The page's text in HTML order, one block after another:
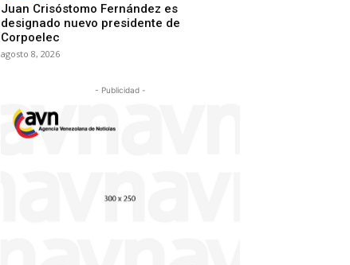
Juan Crisóstomo Fernández es
designado nuevo presidente de
Corpoelec
agosto 8, 2026
- Publicidad -